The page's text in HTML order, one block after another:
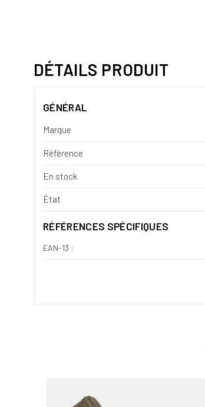
DÉTAILS PRODUIT
GÉNÉRAL
Marque
Référence
En stock
État
RÉFÉRENCES SPÉCIFIQUES
EAN-13 :